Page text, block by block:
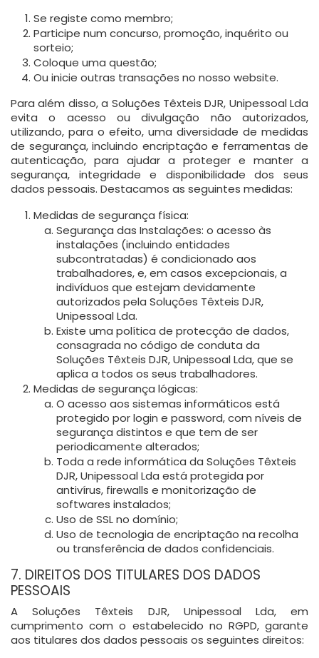
Se registe como membro;
Participe num concurso, promoção, inquérito ou
sorteio;
Coloque uma questão;
Ou inicie outras transações no nosso website.
Para além disso, a Soluções Têxteis DJR, Unipessoal Lda
evita o acesso ou divulgação não autorizados,
utilizando, para o efeito, uma diversidade de medidas
de segurança, incluindo encriptação e ferramentas de
autenticação, para ajudar a proteger e manter a
segurança, integridade e disponibilidade dos seus
dados pessoais. Destacamos as seguintes medidas:
Medidas de segurança física:
Segurança das Instalações: o acesso às
instalações (incluindo entidades
subcontratadas) é condicionado aos
trabalhadores, e, em casos excepcionais, a
indivíduos que estejam devidamente
autorizados pela Soluções Têxteis DJR,
Unipessoal Lda.
Existe uma política de protecção de dados,
consagrada no código de conduta da
Soluções Têxteis DJR, Unipessoal Lda, que se
aplica a todos os seus trabalhadores.
Medidas de segurança lógicas:
O acesso aos sistemas informáticos está
protegido por login e password, com níveis de
segurança distintos e que tem de ser
periodicamente alterados;
Toda a rede informática da Soluções Têxteis
DJR, Unipessoal Lda está protegida por
antivírus, firewalls e monitorização de
softwares instalados;
Uso de SSL no domínio;
Uso de tecnologia de encriptação na recolha
ou transferência de dados confidenciais.
7. DIREITOS DOS TITULARES DOS DADOS
PESSOAIS
A Soluções Têxteis DJR, Unipessoal Lda, em
cumprimento com o estabelecido no RGPD, garante
aos titulares dos dados pessoais os seguintes direitos: